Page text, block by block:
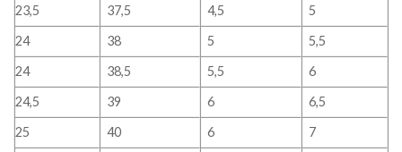
23,5
37,5 4,5
5
24
38 5
5,5
24
38,5 5,5
6
24,5
39 6
6,5
25
40 6
7